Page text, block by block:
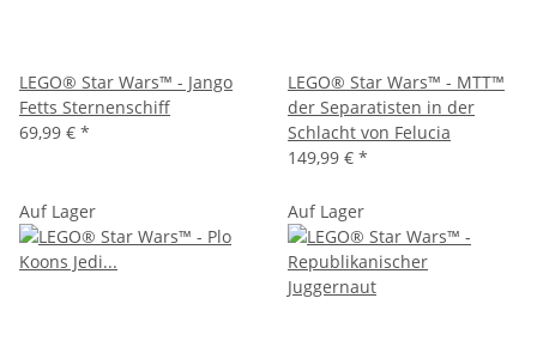
LEGO® Star Wars™ - Jango
Fetts Sternenschiff
69,99 € *
LEGO® Star Wars™ - MTT™
der Separatisten in der
Schlacht von Felucia
149,99 € *
Auf Lager Auf Lager